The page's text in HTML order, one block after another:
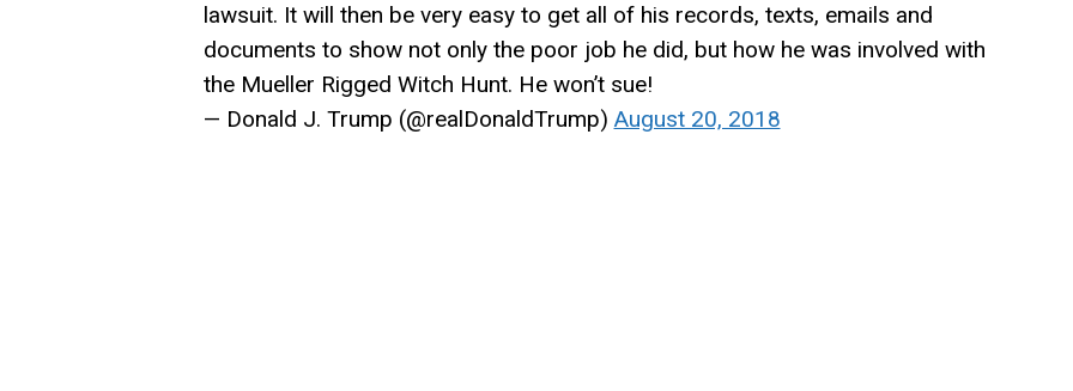
lawsuit. It will then be very easy to get all of his records, texts, emails and
documents to show not only the poor job he did, but how he was involved with
the Mueller Rigged Witch Hunt. He won’t sue!
— Donald J. Trump (@realDonaldTrump) August 20, 2018